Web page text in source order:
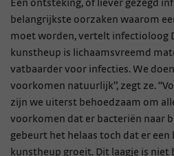
Een ontsteking, of liever gezegd
belangrijkste oorzaken waarom
moet worden, vertelt infectioloog
kunstheup is lichaamsvreemd
vatbaarder voor infecties. We
voorkomen natuurlijk”, zegt ze.
zijn we uiterst behoedzaam om
voorkomen dat er bacteriën naar
gebeurt het helaas toch dat er een
kunstheup groeit. Dit laagje is